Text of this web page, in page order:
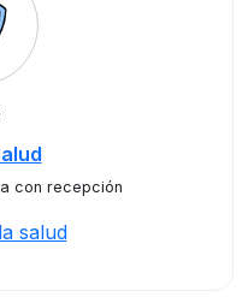
con recepción
salud